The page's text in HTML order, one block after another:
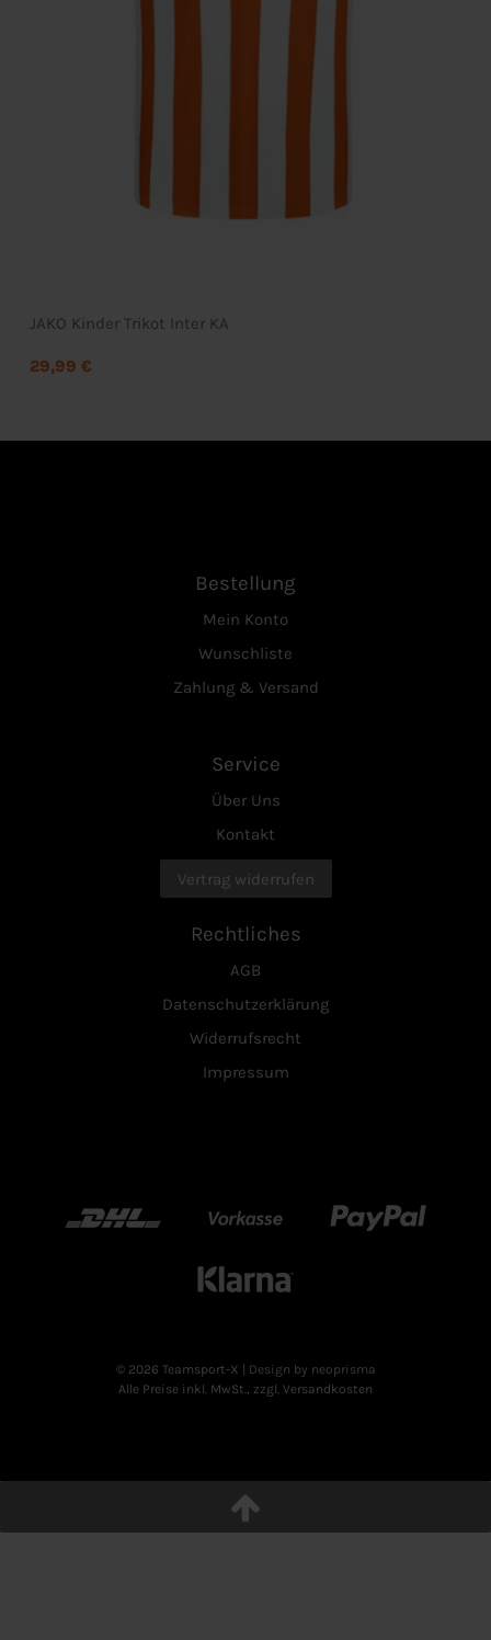
JAKO Kinder Trikot Inter KA
29,99 €
Bestellung
Mein Konto
Wunschliste
Zahlung & Versand
Service
Über Uns
Kontakt
Vertrag widerrufen
Rechtliches
AGB
Datenschutzerklärung
Widerrufsrecht
Impressum
DHL Vorkasse Paypal
Klarn
© 2026 Teamsport-X
| Design by neoprisma
Alle Preise inkl. MwSt., zzgl. Versandkosten